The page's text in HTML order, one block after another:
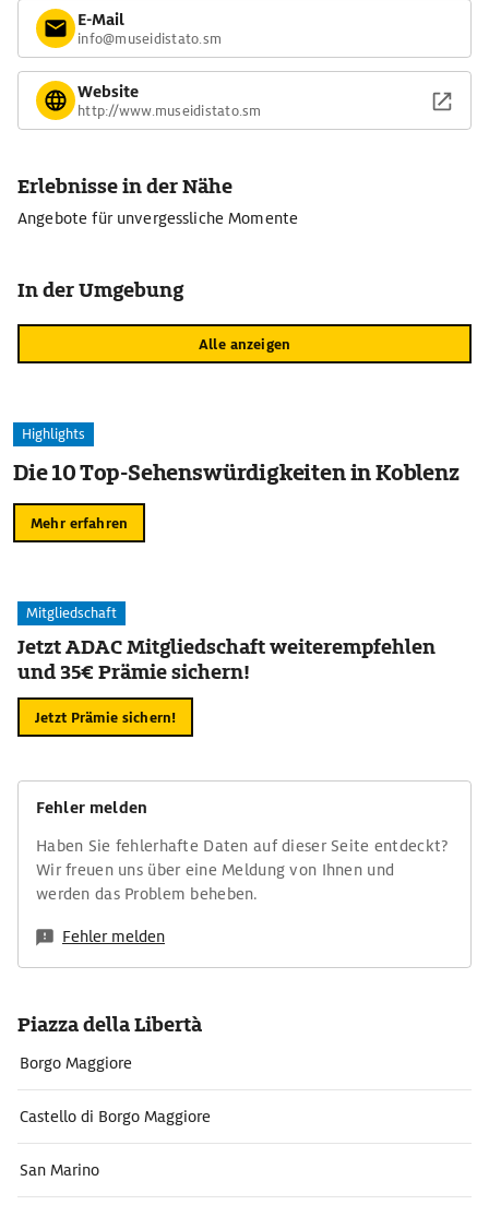
E-Mail
info@museidistato.sm
Website
http://www.museidistato.sm
Erlebnisse in der Nähe
Angebote für unvergessliche Momente
In der Umgebung
Alle anzeigen
Highlights
Die 10 Top-Sehenswürdigkeiten in Koblenz
Mehr erfahren
Mitgliedschaft
Jetzt ADAC Mitgliedschaft weiterempfehlen
und 35€ Prämie sichern!
Jetzt Prämie sichern!
Fehler melden
Haben Sie fehlerhafte Daten auf dieser Seite entdeckt?
Wir freuen uns über eine Meldung von Ihnen und
werden das Problem beheben.
Fehler melden
Piazza della Libertà
Borgo Maggiore
Castello di Borgo Maggiore
San Marino